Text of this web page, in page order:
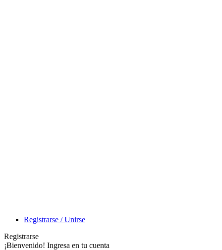
Registrarse / Unirse
Registrarse
¡Bienvenido! Ingresa en tu cuenta